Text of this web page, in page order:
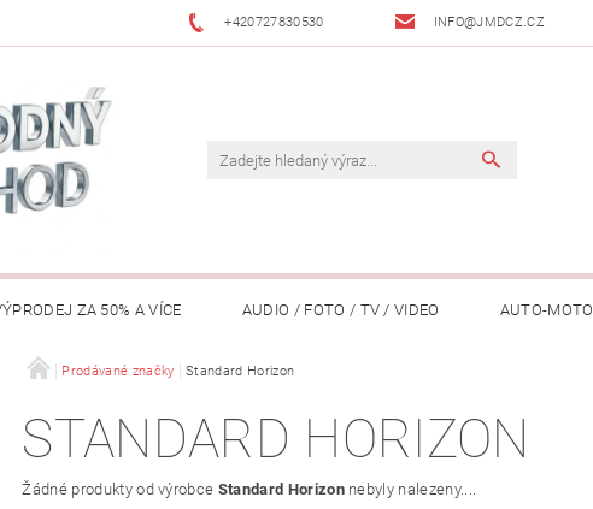
+420727830530 INFO@JMDCZ.CZ
ZA 50% A VÍCE AUDIO / FOTO / TV / VIDEO AUTO-MOTO
DÍLNA / NÁŘADÍ / ZAHRADA DOMÁCÍ SPOTŘEBIČE
/ MOBILY / TABLETY / PŘÍSLUŠENSTVÍ KANCELÁŘ
(OPASKY, PENĚŽENKY, ...) OSOBNÍ POMŮCKY OSTATNÍ
Prodávané značky Standard Horizon
STANDARD HORIZON
Žádné produkty od výrobce Standard Horizonnebyly nalezeny....